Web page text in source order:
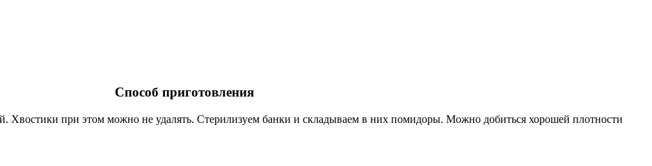
Способ приготовления
при этом можно не удалять. Стерилизуем банки и складываем в них помидоры. Можно добиться хорошей плотности